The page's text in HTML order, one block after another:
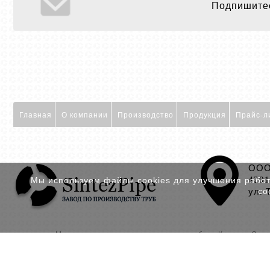
Главная О компании Производство Продукция Прайс-
ООО
ул.
Мы реализуемполиэтиленовые трубыв Казани,
Мы используем файлы cookies для улучшения